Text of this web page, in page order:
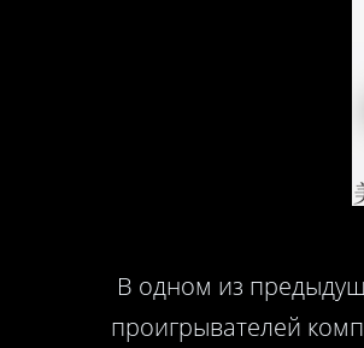
В одном из
проигрывателей